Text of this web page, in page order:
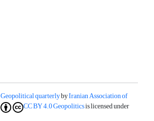
Geopolitical quarterlybyIranian Association of
Geopoliticsis licensed under
CC BY 4.0